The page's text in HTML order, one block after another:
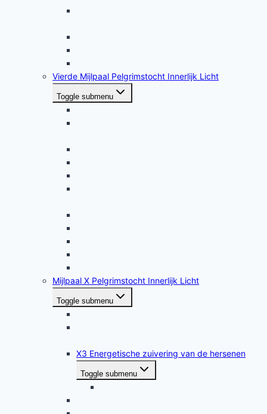
Vierde Mijlpaal Pelgrimstocht Innerlijk Licht
Toggle submenu
Mijlpaal X Pelgrimstocht Innerlijk Licht
Toggle submenu
X3 Energetische zuivering van de hersenen
Toggle submenu